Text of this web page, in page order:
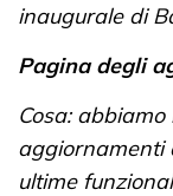
inaugurale di
Pagina degli
Cosa:
aggiornamenti
ultime